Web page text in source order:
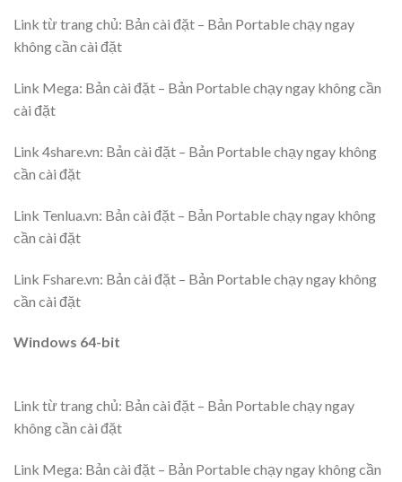
Link từ trang chủ: Bản cài đặt – Bản Portable chạy ngay
không cần cài đặt
Link Mega: Bản cài đặt – Bản Portable chạy ngay không cần
cài đặt
Link 4share.vn: Bản cài đặt – Bản Portable chạy ngay không
cần cài đặt
Link Tenlua.vn: Bản cài đặt – Bản Portable chạy ngay không
cần cài đặt
Link Fshare.vn: Bản cài đặt – Bản Portable chạy ngay không
cần cài đặt
Windows 64-bit
Link từ trang chủ: Bản cài đặt – Bản Portable chạy ngay
không cần cài đặt
Link Mega: Bản cài đặt – Bản Portable chạy ngay không cần